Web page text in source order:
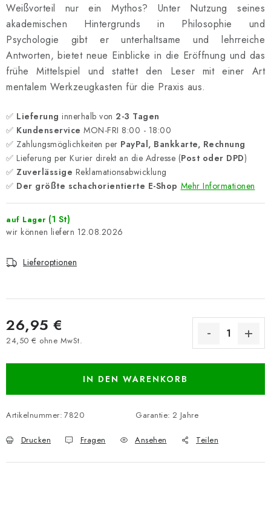
Weißvorteil nur ein Mythos? Unter Nutzung seines
akademischen Hintergrunds in Philosophie und
Psychologie gibt er unterhaltsame und lehrreiche
Antworten, bietet neue Einblicke in die Eröffnung und das
frühe Mittelspiel und stattet den Leser mit einer Art
mentalem Werkzeugkasten für die Praxis aus.
✅ Lieferung innerhalb von 2-3 Tagen
✅ Kundenservice MON-FRI 8:00 - 18:00
✅ Zahlungsmöglichkeiten per PayPal, Bankkarte, Rechnung
✅ Lieferung per Kurier direkt an die Adresse (Post oder DPD)
✅ Zuverlässige Reklamationsabwicklung
✅ Der größte schachorientierte E-Shop Mehr Informationen
auf Lager (1 St)
12.08.2026
Lieferoptionen
26,95 €
24,50 € ohne MwSt.
IN DEN WARENKORB
Artikelnummer: 7820 Garantie: 2 Jahre
Drucken Fragen Ansehen Teilen